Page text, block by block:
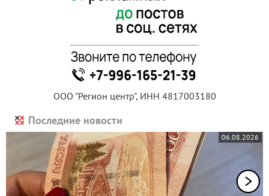
ООО "Регион центр", ИНН 4817003180
Последние новости
06.08.2026